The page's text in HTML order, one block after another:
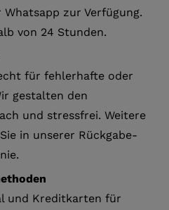
zur Verfügung.
von 24 Stunden.
für fehlerhafte oder
gestalten den
und stressfrei. Weitere
in unserer Rückgabe-
und Kreditkarten für